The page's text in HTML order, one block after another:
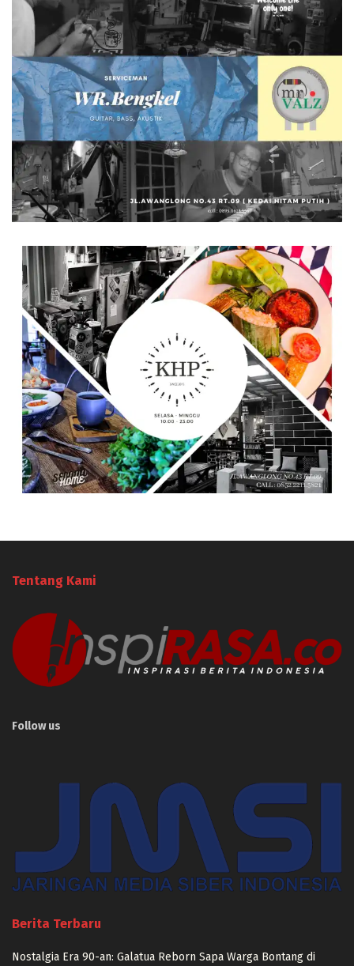
Tentang Kami
Follow us
Berita Terbaru
Nostalgia Era 90-an: Galatua Reborn Sapa Warga Bontang di